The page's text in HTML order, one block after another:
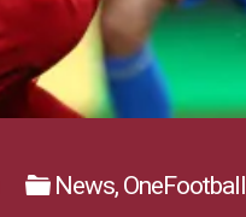
News, OneFootball